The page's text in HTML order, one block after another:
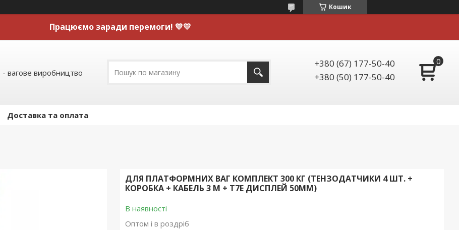
Кошик
Працюємо заради перемоги! 💙💛
вагове виробництво
+380 (67) 177-50-40
+380 (50) 177-50-40
Доставка та оплата
ДЛЯ ПЛАТФОРМНИХ ВАГ КОМПЛЕКТ 300 КГ (ТЕНЗОДАТЧИКИ 4 ШТ. +
КОРОБКА + КАБЕЛЬ 3 М + Т7Е ДИСПЛЕЙ 50ММ)
В наявності
Оптом і в роздріб